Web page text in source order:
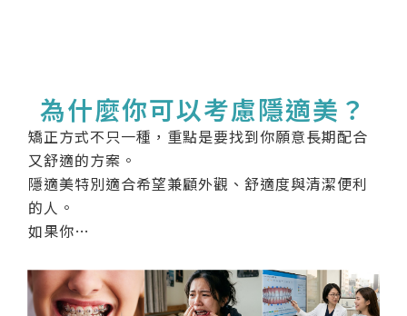
為什麼你可以考慮隱適美？
矯正方式不只一種，重點是要找到你願意長期配合
又舒適的方案。
隱適美特別適合希望兼顧外觀、舒適度與清潔便利
的人。
如果你…